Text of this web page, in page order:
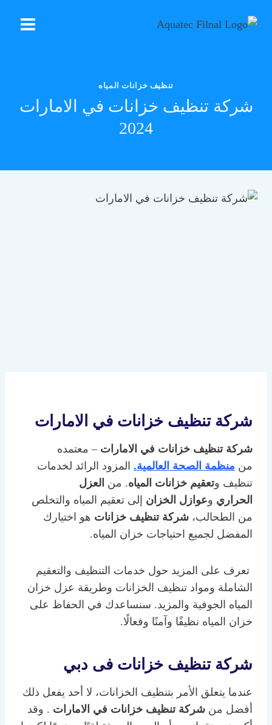
إلى
تنظيف خزانات المياه
شركة تنظيف خزانات في الامارات
2024
شركة تنظيف خزانات في الامارات
شركة تنظيف خزانات في الامارات – معتمده
من منظمة الصحة العالمية. المزود الرائد لخدمات
تنظيف وتعقيم خزانات المياه. من العزل
الحراري وعوازل الخزان إلى تعقيم المياه والتخلص
من الطحالب، شركة تنظيف خزانات هو اختيارك
المفضل لجميع احتياجات خزان المياه.
تعرف على المزيد حول خدمات التنظيف والتعقيم
الشاملة ومواد تنظيف الخزانات وطريقة عزل خزان
المياه الجوفية والمزيد. سنساعدك في الحفاظ على
خزان المياه نظيفًا وآمنًا وفعالًا.
شركة تنظيف خزانات فى دبي
عندما يتعلق الأمر بتنظيف الخزانات، لا أحد يفعل ذلك
أفضل من شركة تنظيف خزانات في الامارات . وقد